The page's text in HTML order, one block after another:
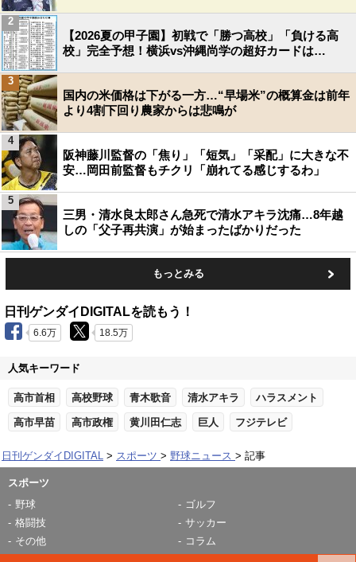
【2026夏の甲子園】初戦で「勝つ高校」「負ける高
校」完全予想！横浜vs沖縄尚学の超好カードは…
2
国内の米価格は下がる一方…“早場米”の概算金は前年
より4割下回り農家からは悲鳴が
3
阪神藤川監督の「焦り」「短気」「采配」に大きな不
安…岡田前監督もチクリ「崩れてる感じするわ」
4
三男・清水良太郎さん急死で清水アキラ沈痛…8年越
しの「父子再共演」が始まったばかりだった
5
もっとみる
日刊ゲンダイDIGITALを読もう！
6.6万 18.5万
人気キーワード
高市首相 高校野球 青木歌音 清水アキラ ハラスメント
高市早苗 高市政権 黄川田仁志 巨人 フジテレビ
日刊ゲンダイDIGITAL スポーツ 野球ニュース 記事
スポーツ
野球
ゴルフ
格闘技
サッカー
その他
コラム